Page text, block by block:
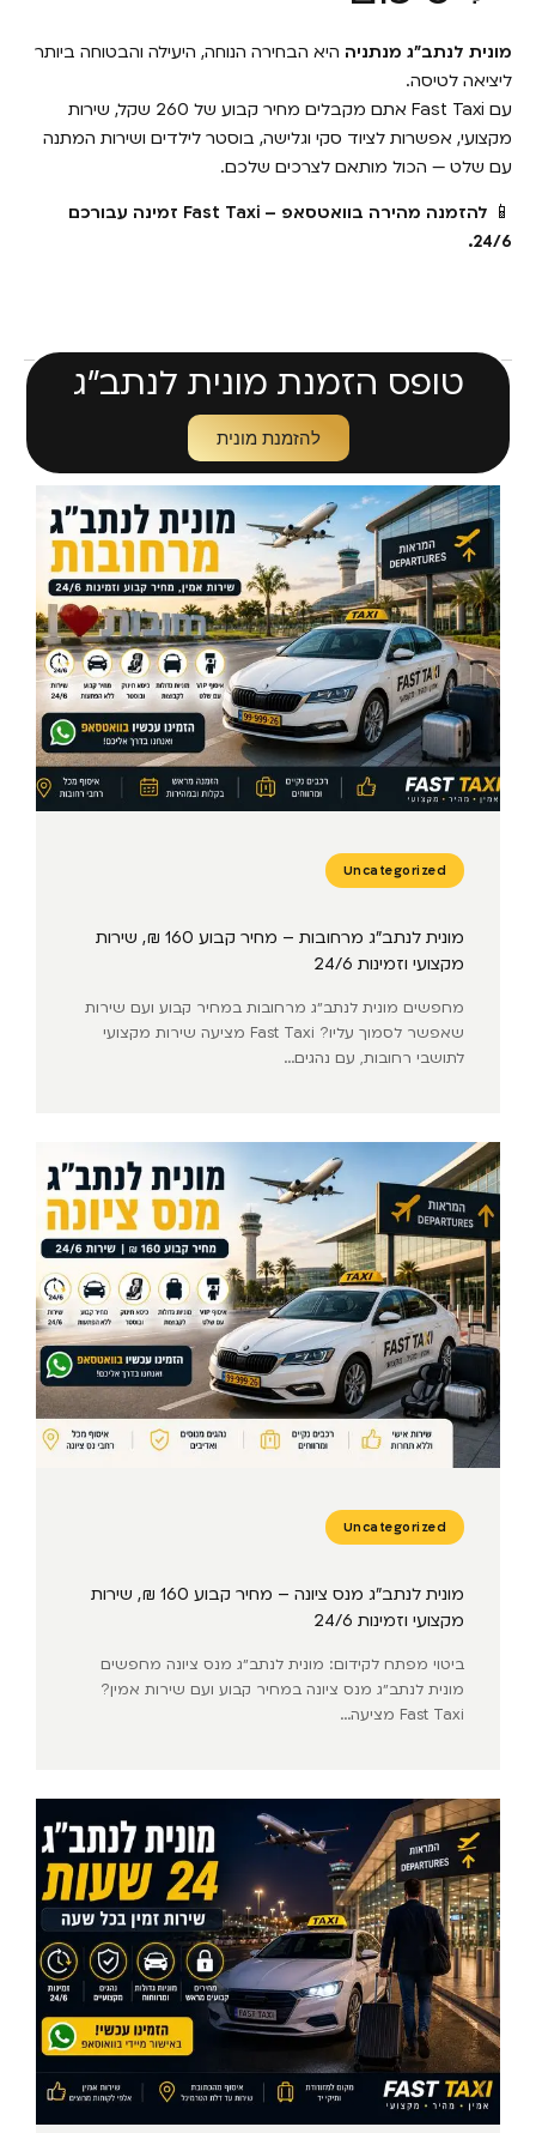
מונית לנתב״ג מנתניההיא הבחירה הנוחה, היעילה והבטוחה ביותר
ליציאה לטיסה.
עם Fast Taxi אתם מקבלים מחיר קבוע של 260 שקל, שירות
מקצועי, אפשרות לציוד סקי וגלישה, בוסטר לילדים ושירות המתנה
עם שלט — הכול מותאם לצרכים שלכם.
📱
להזמנה מהירה בוואטסאפ – Fast Taxi זמינה עבורכם
24/6.
טופס הזמנת מונית לנתב״ג
להזמנת מונית
Uncategorized
מונית לנתב״ג מרחובות – מחיר קבוע 160 ₪, שירות
מקצועי וזמינות 24/6
מחפשים מונית לנתב״ג מרחובות במחיר קבוע ועם שירות
שאפשר לסמוך עליו? Fast Taxi מציעה שירות מקצועי
לתושבי רחובות, עם נהגים...
Uncategorized
מונית לנתב״ג מנס ציונה – מחיר קבוע 160 ₪, שירות
מקצועי וזמינות 24/6
ביטוי מפתח לקידום: מונית לנתב״ג מנס ציונה מחפשים
מונית לנתב״ג מנס ציונה במחיר קבוע ועם שירות אמין?
Fast Taxi מציעה...